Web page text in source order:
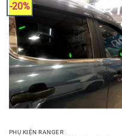
-20%
PHỤ KIỆN RANGER